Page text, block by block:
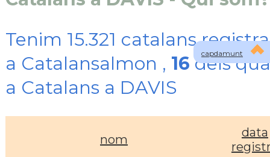
capdamunt
Tenim 15.321 catalans
a Catalansalmon , 16dels
a Catalans a DAVIS
nom
data